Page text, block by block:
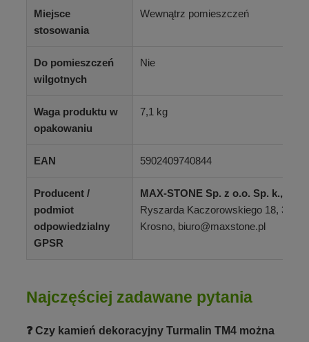
Miejsce
stosowania
Wewnątrz pomieszczeń
Do pomieszczeń
wilgotnych
Nie
Waga produktu w
opakowaniu
7,1 kg
EAN 5902409740844
Producent /
podmiot
odpowiedzialny
GPSR
MAX-STONE Sp. z o.o. Sp. k.,
Ryszarda Kaczorowskiego 18, 38-
Krosno, biuro@maxstone.pl
Najczęściej zadawane pytania
❓ Czy kamień dekoracyjny Turmalin TM4 można